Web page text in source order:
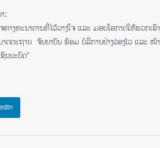
:
າງທະນາຄານທີ່ໄວ້ວາງໃຈ ແລະ ມອບໂອກາດໃຫ້ພວກເຮົາ
ຕະຖານ ຈັນ​ຍາ​ບັນ ພ້ອມ ບໍ​ລິ​ການ​ຢ່າງວ່ອງ​ໄວ ແລະ ໜ້າ
ນ​ນະ​ບົດ”